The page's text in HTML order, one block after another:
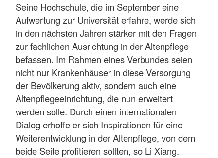
Seine Hochschule, die im September eine
Aufwertung zur Universität erfahre, werde sich
in den nächsten Jahren stärker mit den Fragen
zur fachlichen Ausrichtung in der Altenpflege
befassen. Im Rahmen eines Verbundes seien
nicht nur Krankenhäuser in diese Versorgung
der Bevölkerung aktiv, sondern auch eine
Altenpflegeeinrichtung, die nun erweitert
werden solle. Durch einen internationalen
Dialog erhoffe er sich Inspirationen für eine
Weiterentwicklung in der Altenpflege, von dem
beide Seite profitieren sollten, so Li Xiang.